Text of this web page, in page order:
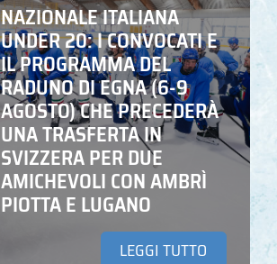
NAZIONALE ITALIANA
UNDER 20: I CONVOCATI E
IL PROGRAMMA DEL
RADUNO DI EGNA (6-9
AGOSTO) CHE PRECEDERÀ
UNA TRASFERTA IN
SVIZZERA PER DUE
AMICHEVOLI CON AMBRÌ
PIOTTA E LUGANO
LEGGI TUTTO